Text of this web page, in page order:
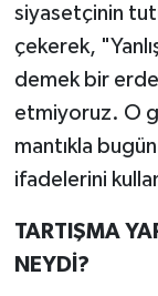
siyasetçinin
çekerek,
demek bir
etmiyoruz. O
mantıkla
ifadelerini
TARTIŞMA
NEYDİ?